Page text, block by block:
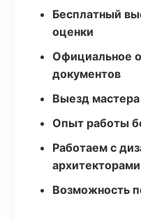
Бесплатный
оценки
Официальное
документов
Выезд
Опыт работы
Работаем с
архитекторами
Возможность